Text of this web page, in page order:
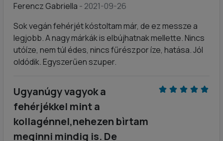
Ferencz Gabriella - 2021-09-26
Sok vegán fehérjét kóstoltam már, de ez messze a
legjobb. A nagy márkák is elbújhatnak mellette. Nincs
utóíze, nem túl édes, nincs fűrészpor íze, hatása. Jól
oldódik. Egyszerűen szuper.
Ugyanúgy vagyok a
fehérjékkel mint a
kollagénnel,nehezen bìrtam
meginni mindig is. De